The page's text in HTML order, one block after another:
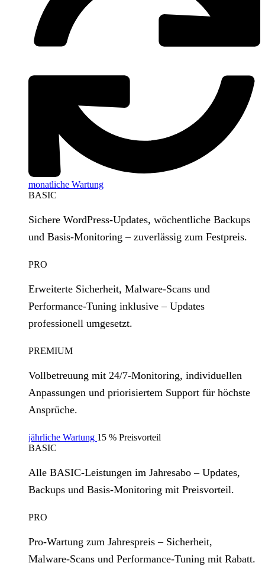
monatliche Wartung
BASIC
Sichere WordPress‑Updates, wöchentliche Backups
und Basis‑Monitoring – zuverlässig zum Festpreis.
PRO
Erweiterte Sicherheit, Malware‑Scans und
Performance‑Tuning inklusive – Updates
professionell umgesetzt.
PREMIUM
Vollbetreuung mit 24/7‑Monitoring, individuellen
Anpassungen und priorisiertem Support für höchste
Ansprüche.
jährliche Wartung 15 % Preisvorteil
BASIC
Alle BASIC‑Leistungen im Jahresabo – Updates,
Backups und Basis‑Monitoring mit Preisvorteil.
PRO
Pro‑Wartung zum Jahrespreis – Sicherheit,
Malware‑Scans und Performance‑Tuning mit Rabatt.